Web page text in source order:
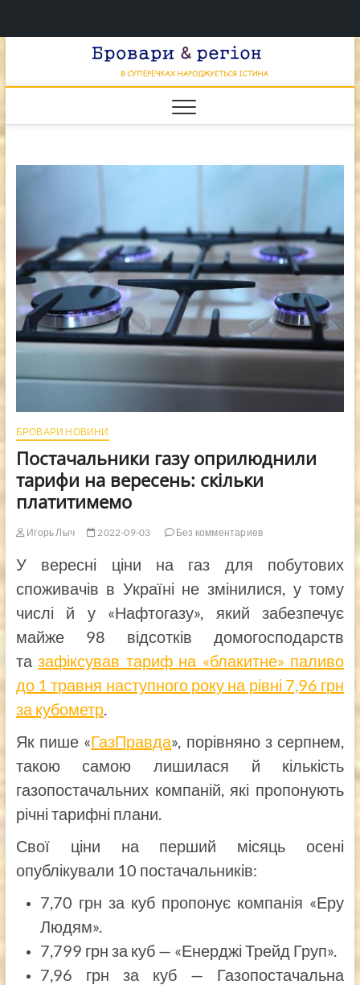
&
НАРОДЖУЄТЬСЯ
БРОВАРИ НОВИНИ
Постачальники газу оприлюднили
тарифи на вересень: скільки
платитимемо
Игорь Лыч 2022-09-03 Без комментариев
У вересні ціни на газ для побутових
споживачів в Україні не змінилися, у тому
числі й у «Нафтогазу», який забезпечує
майже 98 відсотків домогосподарств
тазафіксував тариф на «блакитне» паливо
до 1 травня наступного року на рівні 7,96 грн
за кубометр.
Як пише «ГазПравда», порівняно з серпнем,
такою самою лишилася й кількість
газопостачальних компаній, які пропонують
річні тарифні плани.
Свої ціни на перший місяць осені
опублікували 10 постачальників:
7,70 грн за куб пропонує компанія «Еру
Людям».
7,799 грн за куб — «Енерджі Трейд Груп».
7,96 грн за куб — Газопостачальна